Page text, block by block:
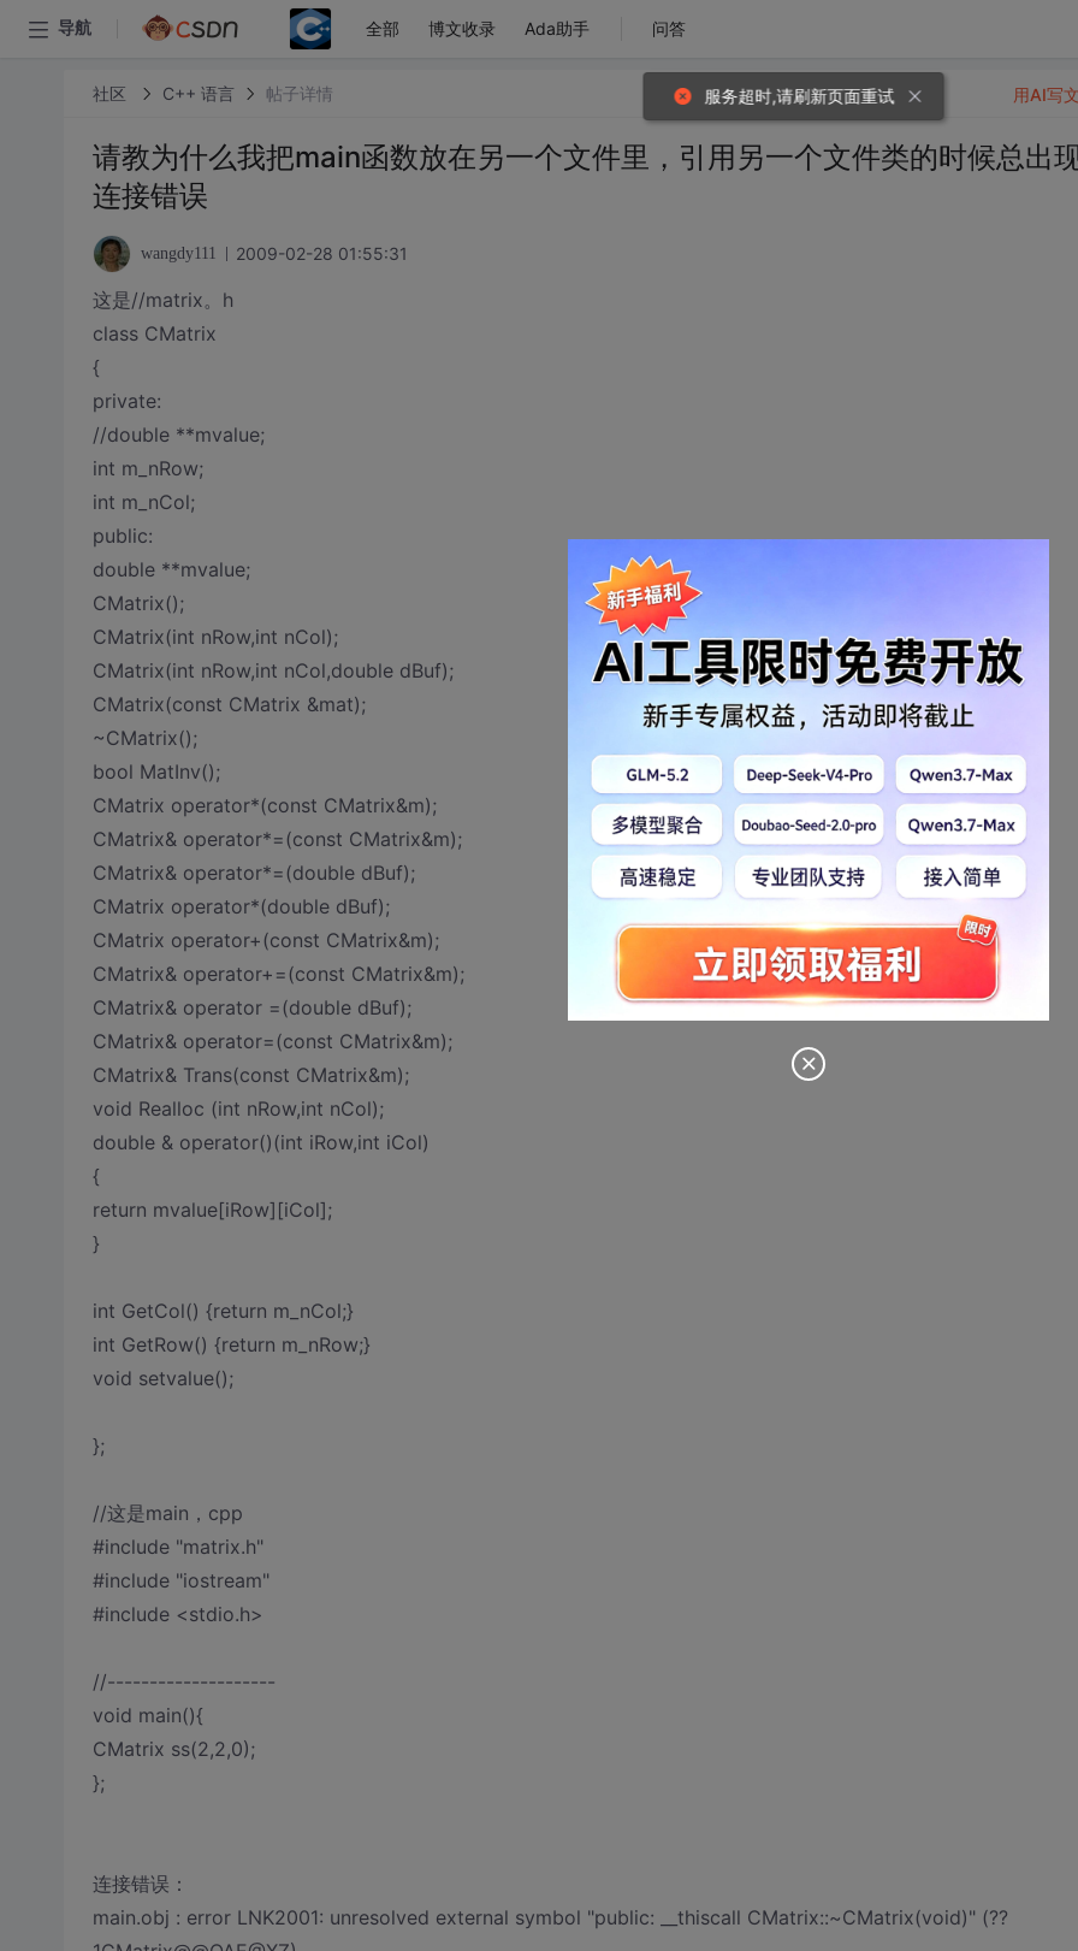
导航 全部 博文收录 Ada助手 问答
社区 C++ 语言 帖子详情
请教为什么我把main函数放在另一个文件里，引用另一个文件类的时候总出
连接错误
wangdy111 2009-02-28 01:55:31
这是//matrix。h
class CMatrix
{
private:
//double **mvalue;
int m_nRow;
int m_nCol;
public:
double **mvalue;
CMatrix();
CMatrix(int nRow,int nCol);
CMatrix(int nRow,int nCol,double dBuf);
CMatrix(const CMatrix &mat);
~CMatrix();
bool MatInv();
CMatrix operator*(const CMatrix&m);
CMatrix& operator*=(const CMatrix&m);
CMatrix& operator*=(double dBuf);
CMatrix operator*(double dBuf);
CMatrix operator+(const CMatrix&m);
CMatrix& operator+=(const CMatrix&m);
CMatrix& operator =(double dBuf);
CMatrix& operator=(const CMatrix&m);
CMatrix& Trans(const CMatrix&m);
void Realloc (int nRow,int nCol);
double & operator()(int iRow,int iCol)
{
return mvalue[iRow][iCol];
}
int GetCol() {return m_nCol;}
int GetRow() {return m_nRow;}
void setvalue();
};
//这是main，cpp
#include "matrix.h"
#include "iostream"
#include <stdio.h>
//--------------------
void main(){
CMatrix ss(2,2,0);
};
连接错误：
main.obj : error LNK2001: unresolved external symbol "public: __thiscall CMatrix::~CMatrix(void)" (??
用AI写
服务超时,请刷新页面重试